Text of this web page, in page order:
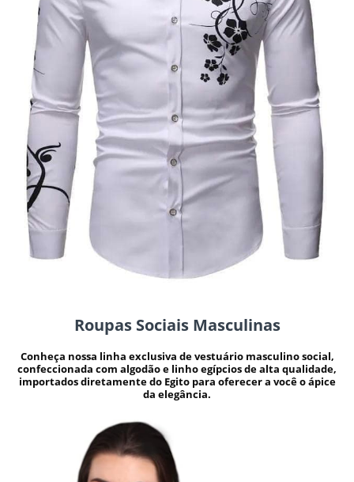
Roupas Sociais Masculinas
Conheça nossa linha exclusiva de vestuário masculino social,
confeccionada com algodão e linho egípcios de alta qualidade,
importados diretamente do Egito para oferecer a você o ápice
da elegância.